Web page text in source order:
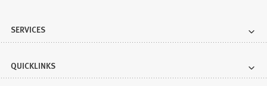
SERVICES
QUICKLINKS